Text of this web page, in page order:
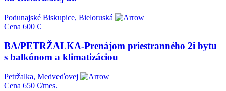
Podunajské Biskupice, Bieloruská
Cena 600 €
BA/PETRŽALKA-Prenájom priestranného 2i bytu
s balkónom a klimatizáciou
Petržalka, Medveďovej
Cena 650 €/mes.